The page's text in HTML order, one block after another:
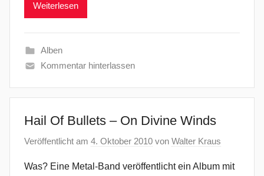
Weiterlesen
Alben
Kommentar hinterlassen
Hail Of Bullets – On Divine Winds
Veröffentlicht am 4. Oktober 2010 von Walter Kraus
Was? Eine Metal-Band veröffentlicht ein Album mit